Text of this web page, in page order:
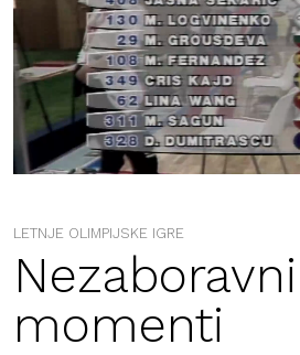
LETNJE OLIMPIJSKE IGRE
Nezaboravni
momenti